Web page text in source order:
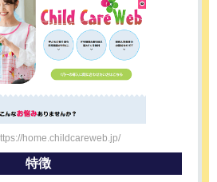
home.childcareweb.jp/
特徴